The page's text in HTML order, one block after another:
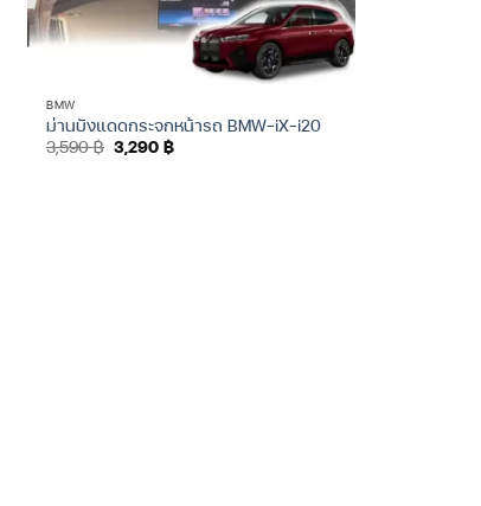
BMW
ม่านบังแดดกระจกหน้ารถ BMW-iX-i20
3,590฿ Original
price
3,290฿Current